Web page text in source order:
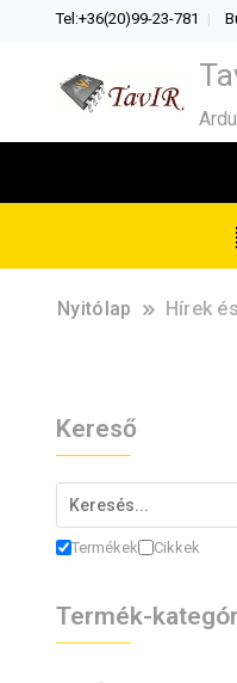
Tel:+36(20)99-23-781
Nyitólap Hírek
Kereső
Termékek Cikkek
Termék-